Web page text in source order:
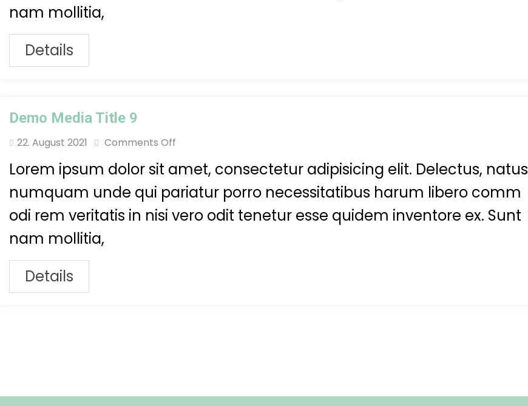
nam mollitia,
Details
Demo Media Title 9
22. August 2021 Comments Off
Lorem ipsum dolor sit amet, consectetur adipisicing elit. Delectus, natus
numquam unde qui pariatur porro necessitatibus harum libero comm
odi rem veritatis in nisi vero odit tenetur esse quidem inventore ex. Sunt
nam mollitia,
Details